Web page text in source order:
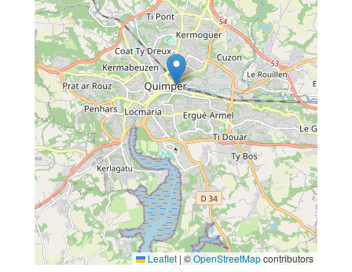
Leaflet | ©OpenStreetMapcontributors